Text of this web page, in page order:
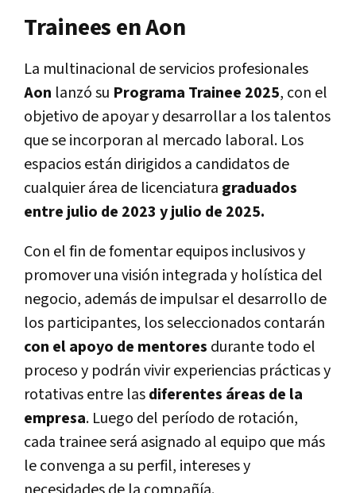
Trainees en Aon
La multinacional de servicios profesionales
Aon lanzó su Programa Trainee 2025, con el
objetivo de apoyar y desarrollar a los talentos
que se incorporan al mercado laboral. Los
espacios están dirigidos a candidatos de
cualquier área de licenciatura graduados
entre julio de 2023 y julio de 2025.
Con el fin de fomentar equipos inclusivos y
promover una visión integrada y holística del
negocio, además de impulsar el desarrollo de
los participantes, los seleccionados contarán
con el apoyo de mentores durante todo el
proceso y podrán vivir experiencias prácticas y
rotativas entre lasdiferentes áreas de la
empresa. Luego del período de rotación,
cada trainee será asignado al equipo que más
le convenga a su perfil, intereses y